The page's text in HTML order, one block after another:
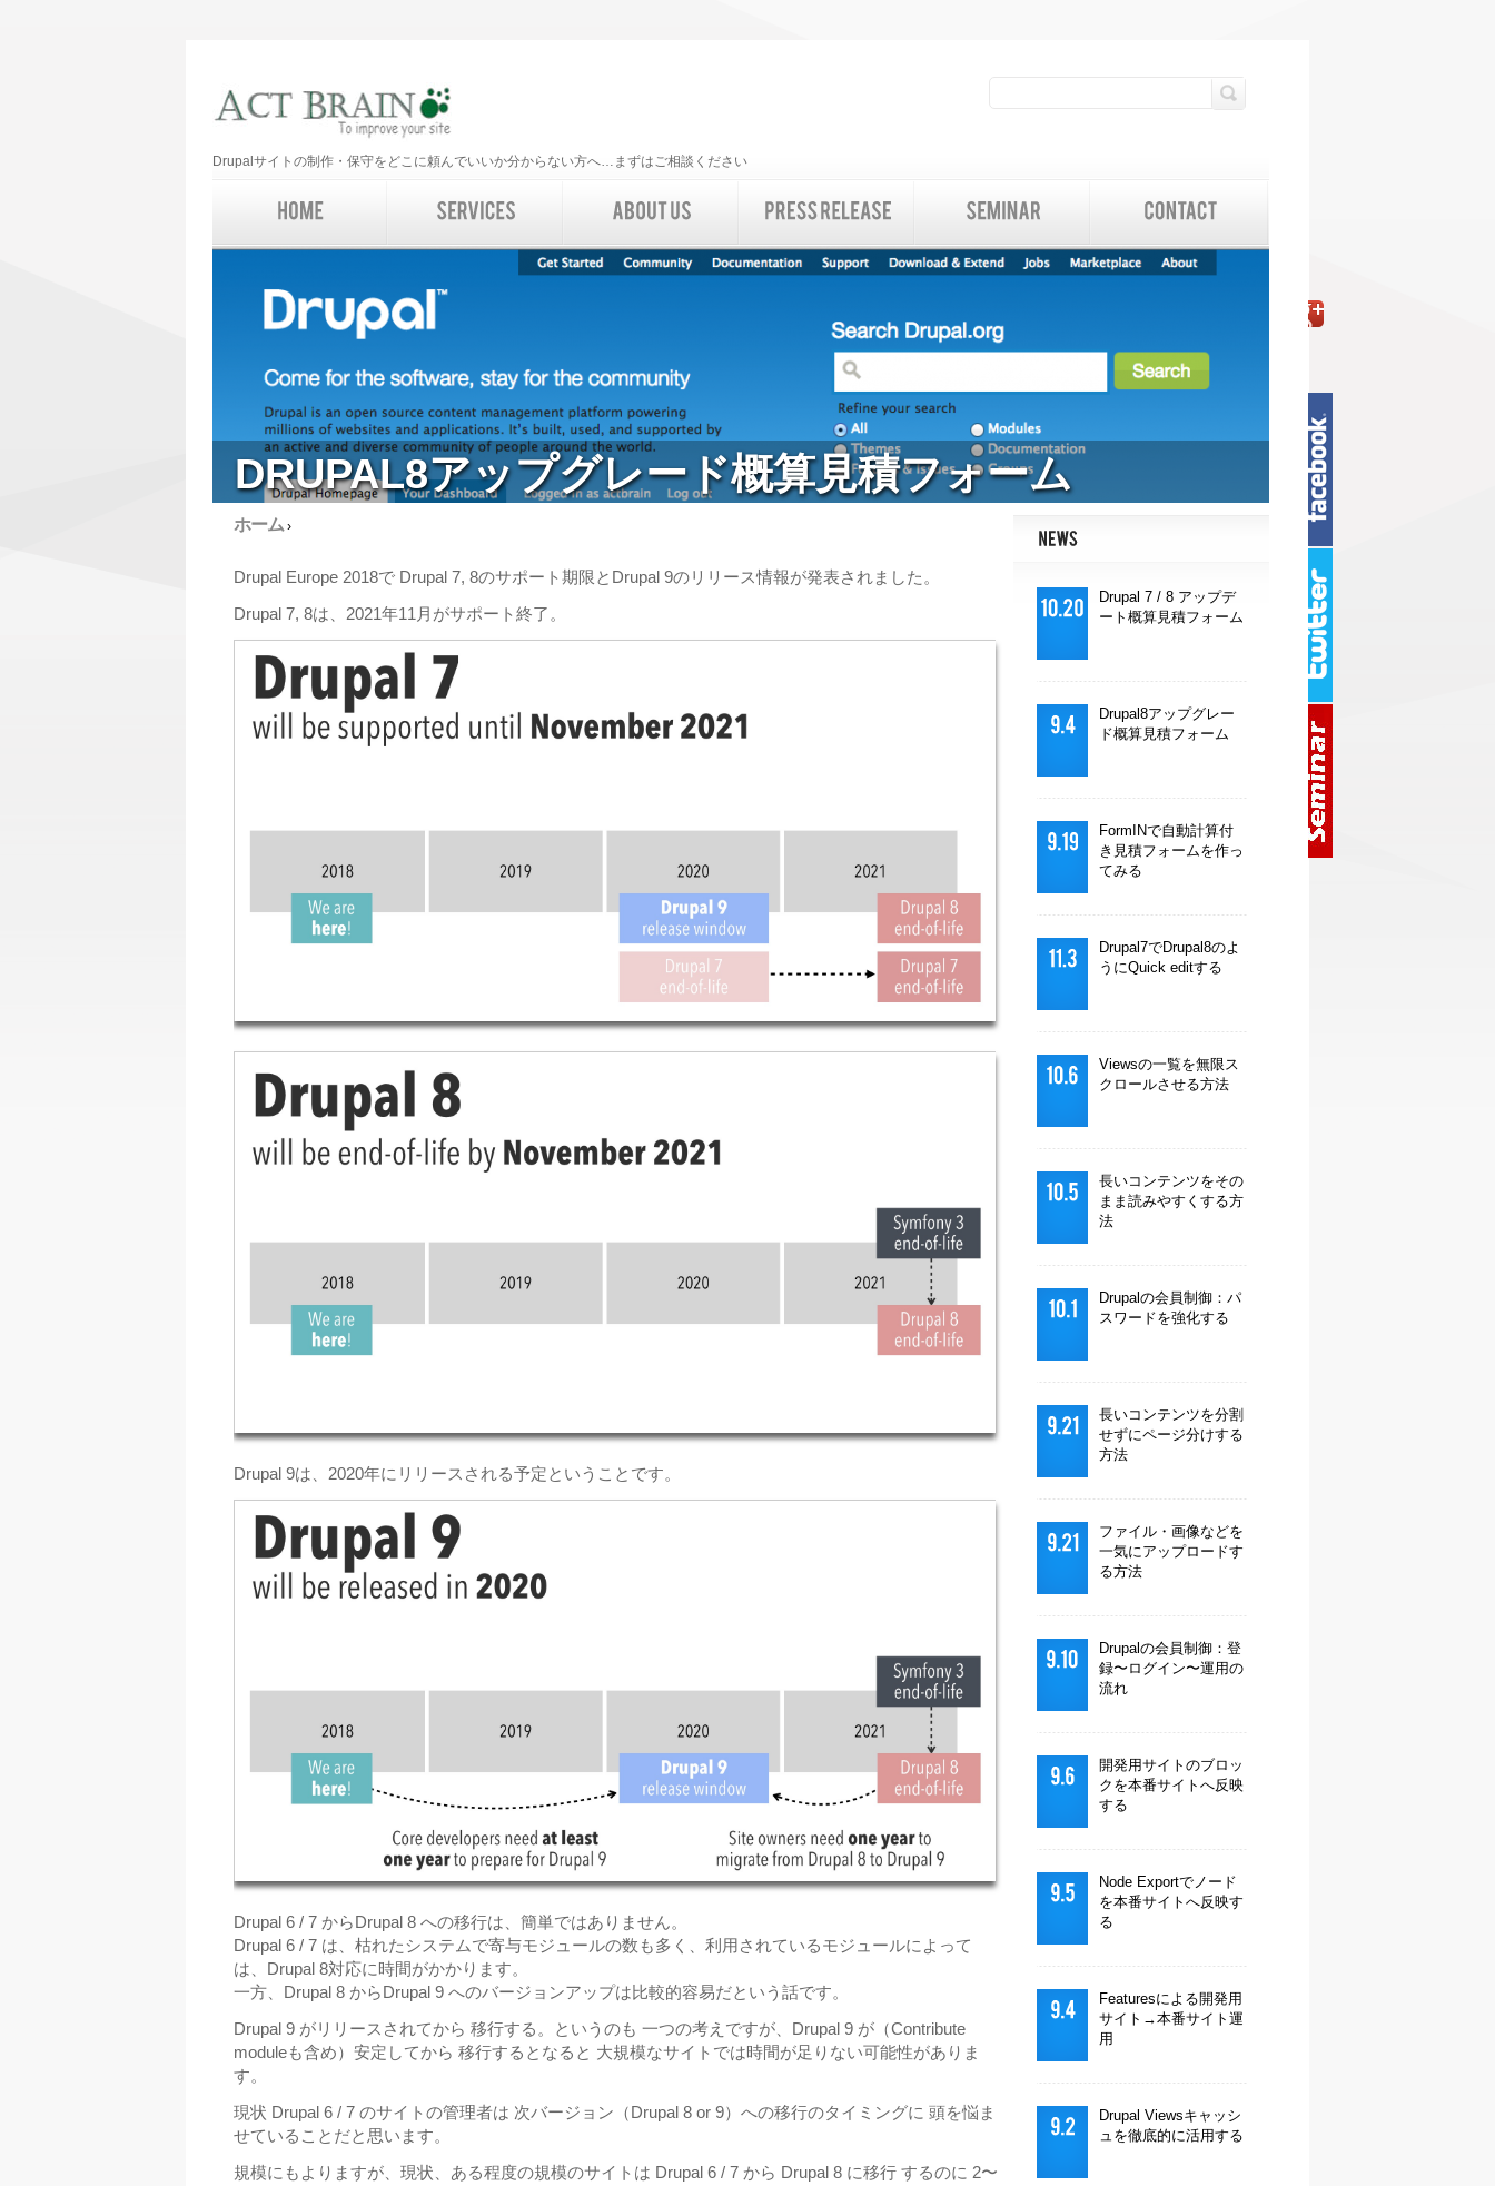
Drupalサイトの制作・保守をどこに頼んでいいか分からない方へ…まずはご相談ください
DRUPAL8アップグレード概算見積フォーム
Drupal 7 / 8 アップデ
ート概算見積フォーム
Drupal8アップグレー
ド概算見積フォーム
FormINで自動計算付
き見積フォームを作っ
てみる
Drupal7でDrupal8のよ
うにQuick editする
Viewsの一覧を無限ス
クロールさせる方法
長いコンテンツをその
まま読みやすくする方
法
Drupalの会員制御：パ
スワードを強化する
長いコンテンツを分割
せずにページ分けする
方法
ファイル・画像などを
一気にアップロードす
る方法
Drupalの会員制御：登
録〜ログイン〜運用の
流れ
開発用サイトのブロッ
クを本番サイトへ反映
する
Node Exportでノード
を本番サイトへ反映す
る
Featuresによる開発用
サイト→本番サイト運
用
Drupal Viewsキャッシ
ュを徹底的に活用する
ホーム›
Drupal Europe 2018で Drupal 7, 8のサポート期限とDrupal 9のリリース情報が発表されました。
Drupal 7, 8は、2021年11月がサポート終了。
Drupal 9は、2020年にリリースされる予定ということです。
Drupal 6 / 7 からDrupal 8 への移行は、簡単ではありません。
Drupal 6 / 7 は、枯れたシステムで寄与モジュールの数も多く、利用されているモジュールによって
は、Drupal 8対応に時間がかかります。
一方、Drupal 8 からDrupal 9 へのバージョンアップは比較的容易だという話です。
Drupal 9 がリリースされてから 移行する。というのも 一つの考えですが、Drupal 9 が（Contribute
moduleも含め）安定してから 移行するとなると 大規模なサイトでは時間が足りない可能性がありま
す。
現状 Drupal 6 / 7 のサイトの管理者は 次バージョン（Drupal 8 or 9）への移行のタイミングに 頭を悩ま
せていることだと思います。
規模にもよりますが、現状、ある程度の規模のサイトは Drupal 6 / 7 から Drupal 8 に移行 するのに 2〜